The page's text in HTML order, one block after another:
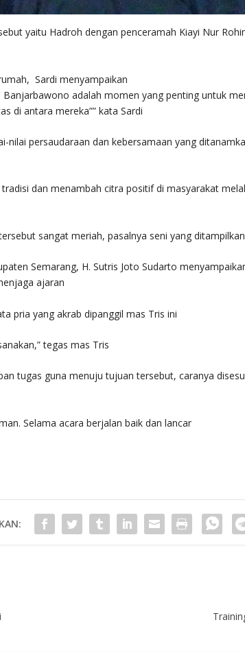
yaitu Hadroh dengan penceramah Kiayi Nur
Sardi menyampaikan
Banjarbawono adalah momen yang penting untuk
di antara mereka”” kata Sardi
nilai persaudaraan dan kebersamaan yang
dan menambah citra positif di masyarakat
sangat meriah, pasalnya seni yang
Semarang, H. Sutris Joto Sudarto
ajaran
pria yang akrab dipanggil mas Tris ini
tegas mas Tris
tugas guna menuju tujuan tersebut, caranya
Selama acara berjalan baik dan lancar